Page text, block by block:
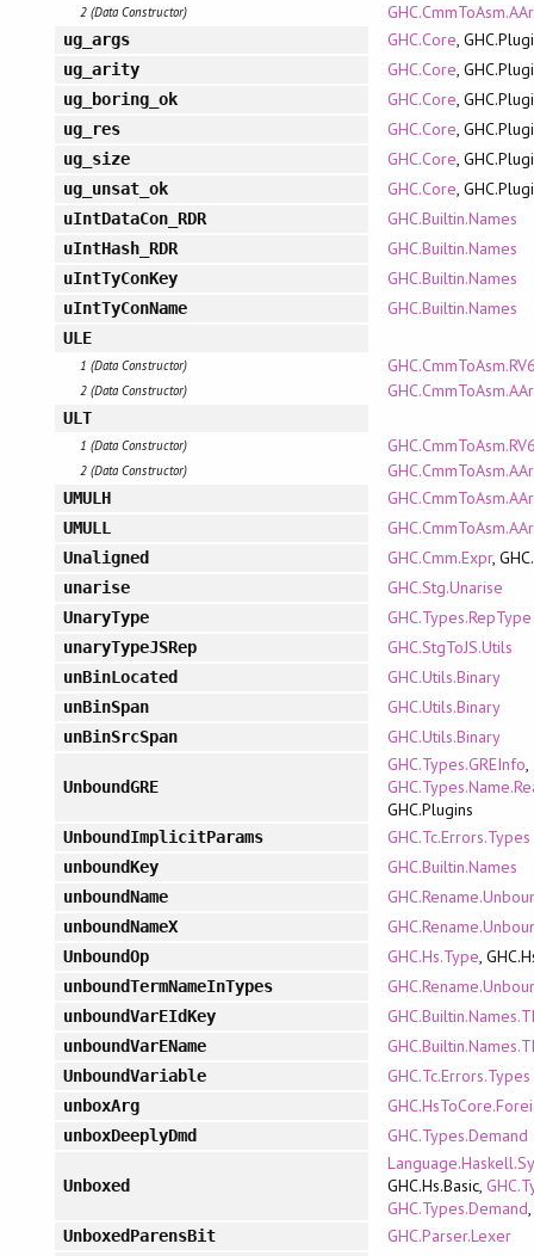
2 (Data Constructor)
ug_args GHC.Core,
ug_arity GHC.Core,
ug_boring_ok GHC.Core,
ug_res GHC.Core,
ug_size GHC.Core,
ug_unsat_ok GHC.Core,
uIntDataCon_RDR GHC.Builtin.Names
uIntHash_RDR GHC.Builtin.Names
uIntTyConKey GHC.Builtin.Names
uIntTyConName GHC.Builtin.Names
ULE
1 (Data Constructor)
2 (Data Constructor)
ULT
1 (Data Constructor)
2 (Data Constructor)
UMULH
UMULL
Unaligned GHC.Cmm.Expr,
unarise GHC.Stg.Unarise
UnaryType GHC.Types.RepType
unaryTypeJSRep GHC.StgToJS.Utils
unBinLocated GHC.Utils.Binary
unBinSpan GHC.Utils.Binary
unBinSrcSpan GHC.Utils.Binary
UnboundGRE
GHC.Types.GREInfo,
GHC.Plugins
UnboundImplicitParams GHC.Tc.Errors.Types
unboundKey GHC.Builtin.Names
unboundName
unboundNameX
UnboundOp GHC.Hs.Type,
unboundTermNameInTypes
unboundVarEIdKey
unboundVarEName
UnboundVariable GHC.Tc.Errors.Types
unboxArg
unboxDeeplyDmd GHC.Types.Demand
Unboxed
GHC.Hs.Basic,
GHC.Types.Demand
UnboxedParensBit GHC.Parser.Lexer